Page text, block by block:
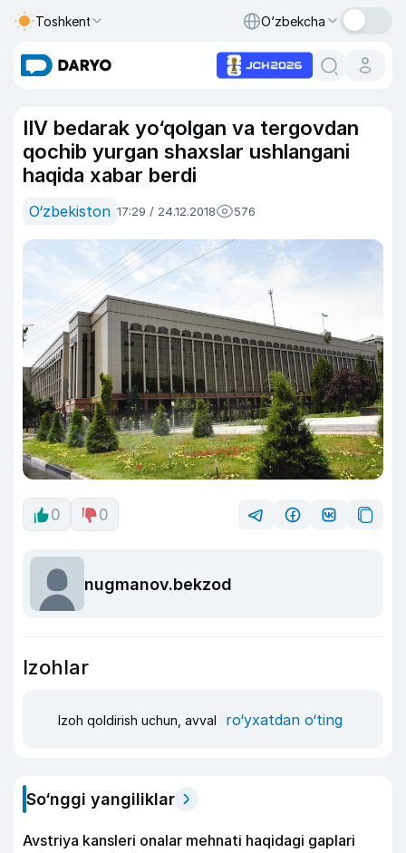
Toshkent O‘zbekcha
IIV bedarak yo‘qolgan va tergovdan
qochib yurgan shaxslar ushlangani
haqida xabar berdi
O‘zbekiston 17:29 / 24.12.2018 576
0 0
nugmanov.bekzod
Izohlar
Izoh qoldirish uchun, avval ro‘yxatdan o‘ting
So‘nggi yangiliklar
Avstriya kansleri onalar mehnati haqidagi gaplari